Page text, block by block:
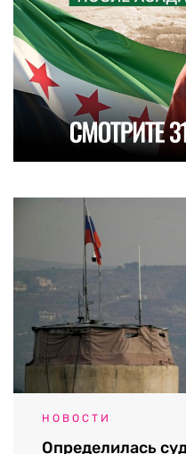
НОВОСТИ
Определилась